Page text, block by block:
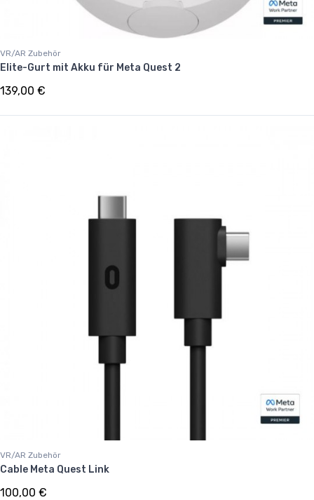
VR/AR Zubehör
Elite-Gurt mit Akku für Meta Quest 2
139,00 €
VR/AR Zubehör
Cable Meta Quest Link
100,00 €